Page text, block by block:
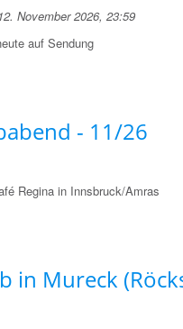
November 2026, 23:59
auf Sendung
- 11/26
Regina in Innsbruck/Amras
in Mureck